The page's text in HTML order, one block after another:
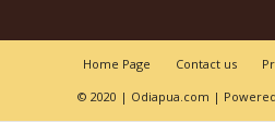
Home Page Contact us
© 2020 | Odiapua.com |